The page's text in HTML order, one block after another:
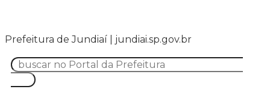
Prefeitura de Jundiaí | jundiai.sp.gov.br